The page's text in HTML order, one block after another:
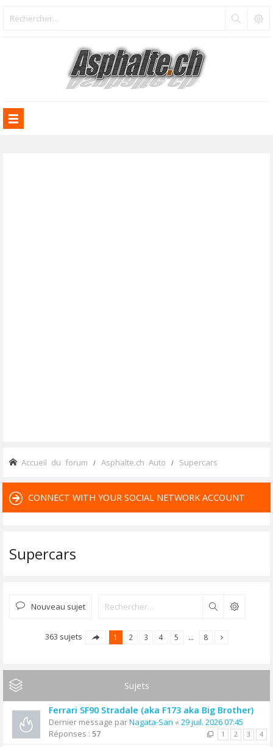
Accueil du forum Asphalte.ch Auto Supercars
CONNECT WITH YOUR SOCIAL NETWORK ACCOUNT
Supercars
Nouveau sujet Rechercher
363 sujets 1 2 3 4 5 … 8
Sujets
Ferrari SF90 Stradale (aka F173 aka Big Brother)
Dernier message parNagata-San « 29 juil. 2026 07:45
Réponses : 57 1 2 3 4